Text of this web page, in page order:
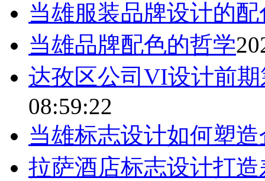
当雄服装品牌设计的
当雄品牌配色的哲学
达孜区公司VI设计前
08:59:22
当雄标志设计如何塑
拉萨酒店标志设计打